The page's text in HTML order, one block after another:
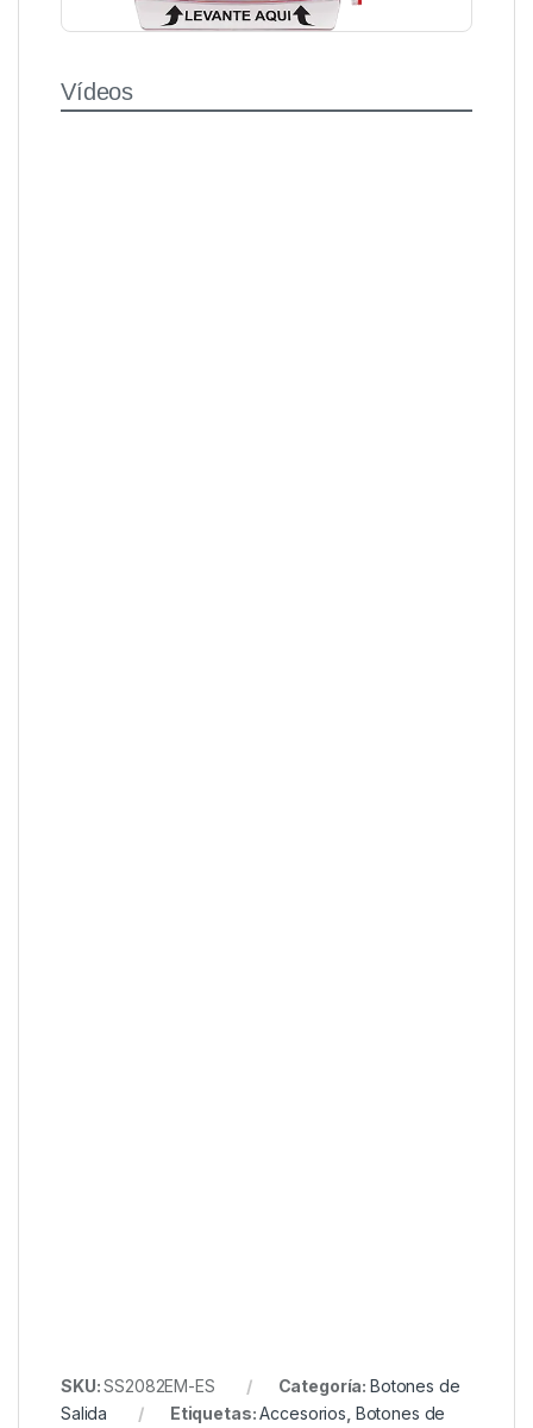
Vídeos
SKU:SS2082EM-ES Categoría: Botones de
Salida
Etiquetas:Accesorios Botones de